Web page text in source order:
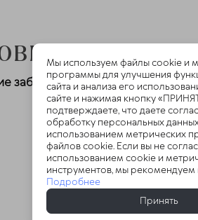
заболевания опорно-
Отзывы
Мы используем файлы cookie и
программы для улучшения
сайта и анализа его
сайте и нажимая кнопку
подтверждаете, что даете
обработку персональных
использованием метрических
файлов cookie. Если вы не
использованием cookie и
инструментов, мы рекомендуем
Подробнее
Принять